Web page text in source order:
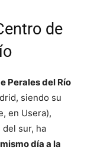
de
Perales del Río
siendo su
en Usera),
sur, ha
mismo día a la